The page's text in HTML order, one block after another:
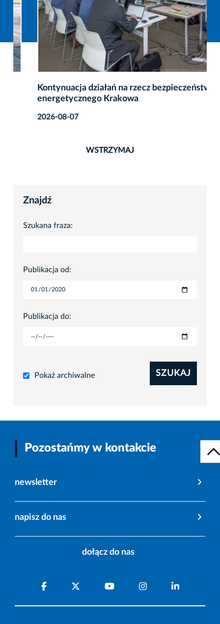
Kontynuacja działań na rzecz bezpieczeństwa
energetycznego Krakowa
2026-08-07
WSTRZYMAJ
Znajdź
Szukana fraza:
Publikacja od:
Publikacja do:
Pokaż archiwalne SZUKAJ
Pozostańmy w kontakcie
newsletter
napisz do nas
dołącz do nas